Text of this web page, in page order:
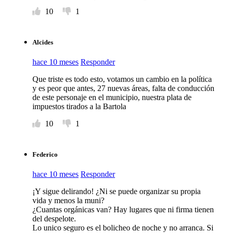
10
1
Alcides
hace 10 meses Responder
Que triste es todo esto, votamos un cambio en la política
y es peor que antes, 27 nuevas áreas, falta de conducción
de este personaje en el municipio, nuestra plata de
impuestos tirados a la Bartola
10
1
Federico
hace 10 meses Responder
¡Y sigue delirando! ¿Ni se puede organizar su propia
vida y menos la muni?
¿Cuantas orgánicas van? Hay lugares que ni firma tienen
del despelote.
Lo unico seguro es el bolicheo de noche y no arranca. Si